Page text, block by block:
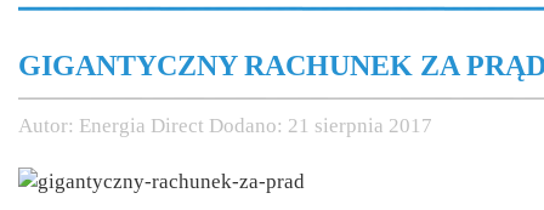
GIGANTYCZNY RACHUNEK ZA
Autor: Energia Direct Dodano: 21 sierpnia 2017